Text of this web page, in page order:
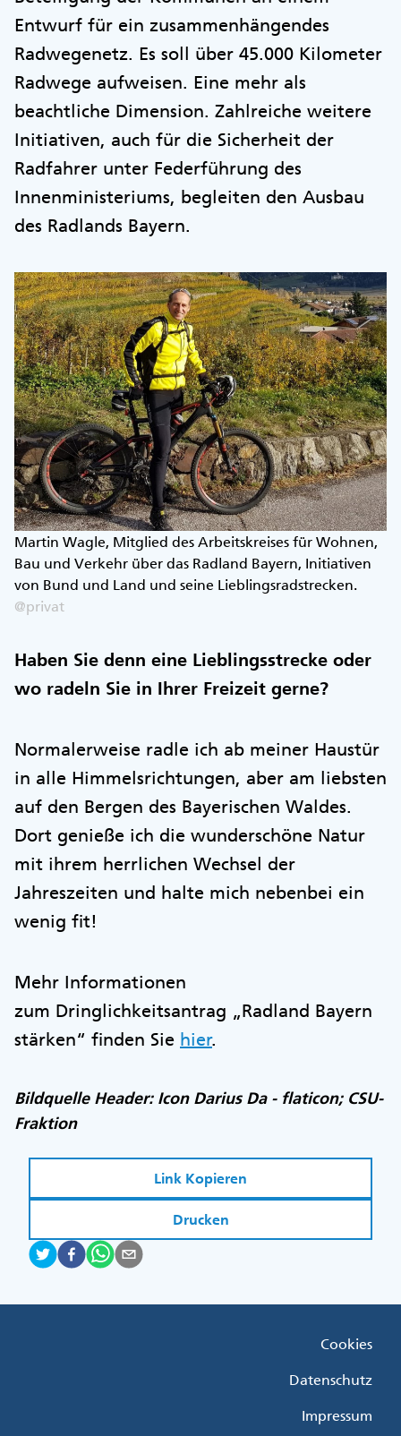
Entwurf für ein zusammenhängendes
Radwegenetz. Es soll über 45.000 Kilometer
Radwege aufweisen. Eine mehr als
beachtliche Dimension. Zahlreiche weitere
Initiativen, auch für die Sicherheit der
Radfahrer unter Federführung des
Innenministeriums, begleiten den Ausbau
des Radlands Bayern.
Martin Wagle, Mitglied des Arbeitskreises für Wohnen,
Bau und Verkehr über das Radland Bayern, Initiativen
von Bund und Land und seine Lieblingsradstrecken.
@privat
Haben Sie denn eine Lieblingsstrecke oder
wo radeln Sie in Ihrer Freizeit gerne?
Normalerweise radle ich ab meiner Haustür
in alle Himmelsrichtungen, aber am liebsten
auf den Bergen des Bayerischen Waldes.
Dort genieße ich die wunderschöne Natur
mit ihrem herrlichen Wechsel der
Jahreszeiten und halte mich nebenbei ein
wenig fit!
Mehr Informationen
zum Dringlichkeitsantrag „Radland Bayern
stärken“ finden Sie hier.
Bildquelle Header: Icon Darius Da - flaticon; CSU-
Fraktion
Link Kopieren
Drucken
Cookies
Datenschutz
Impressum